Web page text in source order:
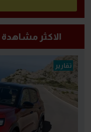
الاكثر مشاهدة
تقارير